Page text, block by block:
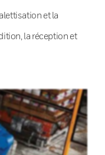
et la
la réception et